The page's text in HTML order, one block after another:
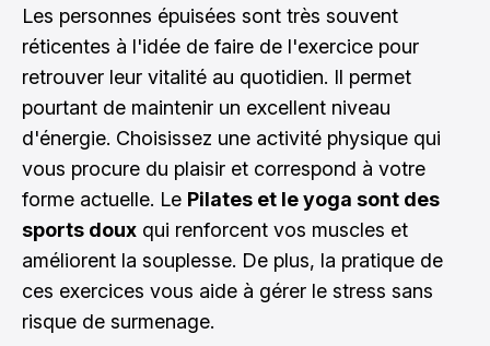
Les personnes épuisées sont très souvent
réticentes à l'idée de faire de l'exercice pour
retrouver leur vitalité au quotidien. Il permet
pourtant de maintenir un excellent niveau
d'énergie. Choisissez une activité physique qui
vous procure du plaisir et correspond à votre
forme actuelle. Le Pilates et le yoga sont des
sports doux qui renforcent vos muscles et
améliorent la souplesse. De plus, la pratique de
ces exercices vous aide à gérer le stress sans
risque de surmenage.